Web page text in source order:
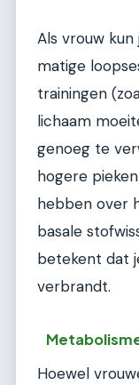
Als vrouw
matige
trainingen
lichaam
genoeg te
hogere
hebben over
basale
betekent dat
verbrandt.
Hoewel